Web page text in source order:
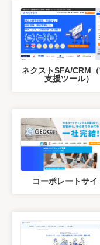
ネクストSFA/CRM
支援ツール）
コーポレートサイ